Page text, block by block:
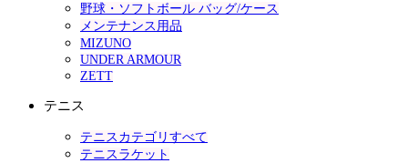
野球・ソフトボール バッグ/ケース
メンテナンス用品
MIZUNO
UNDER ARMOUR
ZETT
テニス
テニスカテゴリすべて
テニスラケット